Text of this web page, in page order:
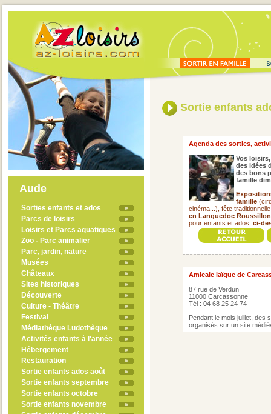
Aude
Sorties enfants et ados
Parcs de loisirs
Loisirs et Parcs aquatiques
Zoo - Parc animalier
Parc, jardin, nature
Musées
Châteaux
Sites historiques
Découverte
Culture - Théâtre
Festival
Médiathèque Ludothèque
Activités enfants à l'année
Hébergement
Restauration
Sortie enfants ados août
Sortie enfants septembre
Sortie enfants octobre
Sortie enfants novembre
Sortie enfants
Agenda des sorties,
Vos
des idées
des bons
famille
famille
cinéma...), fête
en Languedoc
pour enfants et ados ci-
Amicale laïque de
87 rue de Verdun
11000 Carcassonne
Tél : 04 68 25 24 74
Pendant le mois juillet, des
organisés sur un site